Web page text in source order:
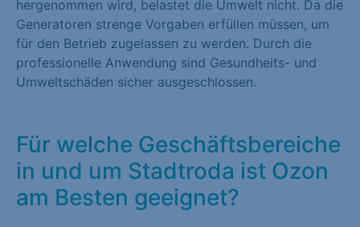
hergenommen wird, belastet die Umwelt nicht. Da die
Generatoren strenge Vorgaben erfüllen müssen, um
für den Betrieb zugelassen zu werden. Durch die
professionelle Anwendung sind Gesundheits- und
Umweltschäden sicher ausgeschlossen.
Für welche Geschäftsbereiche
in und um Stadtroda ist Ozon
am Besten geeignet?